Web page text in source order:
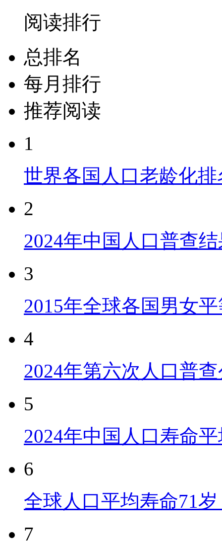
阅读排行
总排名
每月排行
推荐阅读
1
世界各国人口老龄化
2
2024年中国人口普查
3
2015年全球各国男女
4
2024年第六次人口普
5
2024年中国人口寿命
6
全球人口平均寿命71
7